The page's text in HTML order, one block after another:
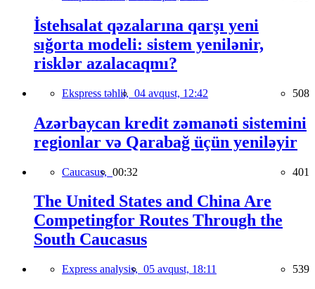
İstehsalat qəzalarına qarşı yeni
sığorta modeli: sistem yenilənir,
risklər azalacaqmı?
Ekspress təhlil, 04 avqust, 12:42 508
Azərbaycan kredit zəmanəti sistemini
regionlar və Qarabağ üçün yeniləyir
Caucasus, 00:32 401
The United States and China Are
Competingfor Routes Through the
South Caucasus
Express analysis, 05 avqust, 18:11 539